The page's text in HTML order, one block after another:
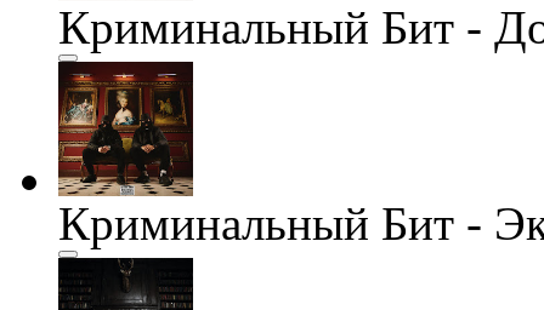
Криминальный Бит -
Криминальный Бит -